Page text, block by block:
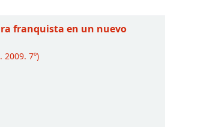
franquista en un nuevo
7º)